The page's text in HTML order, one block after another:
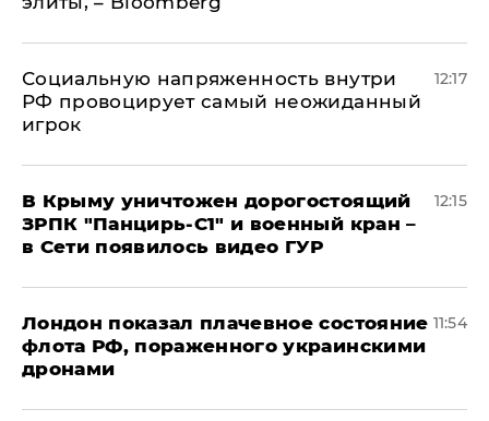
Социальную напряженность внутри
РФ провоцирует самый неожиданный
игрок
12:17
В Крыму уничтожен дорогостоящий
ЗРПК "Панцирь-С1" и военный кран –
в Сети появилось видео ГУР
12:15
Лондон показал плачевное состояние
флота РФ, пораженного украинскими
дронами
11:54